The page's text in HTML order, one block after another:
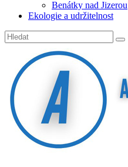
Benátky nad Jizerou
Ekologie a udržitelnost